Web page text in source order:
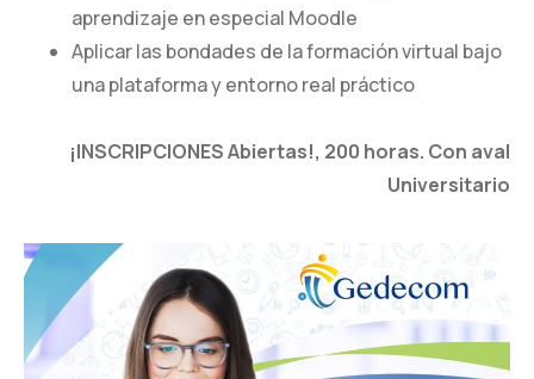
aprendizaje en especial Moodle
Aplicar las bondades de la formación virtual bajo
una plataforma y entorno real práctico
¡INSCRIPCIONES Abiertas!, 200 horas. Con aval
Universitario